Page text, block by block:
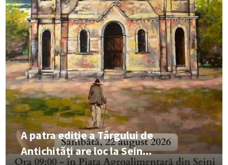
A patra ediție a Târgului de
Antichități are loc la Sein...